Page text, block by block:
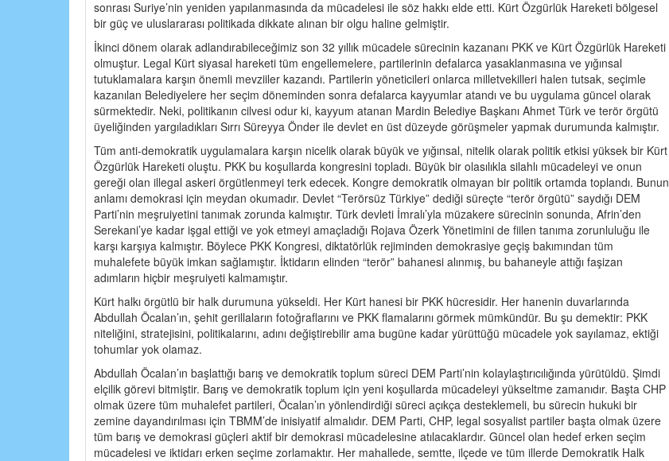
sonrası Suriye’nin yeniden yapılanmasında da mücadelesi ile söz hakkı elde etti. Kürt Özgürlük Hareketi bölgesel
bir güç ve uluslararası politikada dikkate alınan bir olgu haline gelmiştir.
İkinci dönem olarak adlandırabileceğimiz son 32 yıllık mücadele sürecinin kazananı PKK ve Kürt Özgürlük Hareketi
olmuştur. Legal Kürt siyasal hareketi tüm engellemelere, partilerinin defalarca yasaklanmasına ve yığınsal
tutuklamalara karşın önemli mevziiler kazandı. Partilerin yöneticileri onlarca milletvekilleri halen tutsak, seçimle
kazanılan Belediyelere her seçim döneminden sonra defalarca kayyumlar atandı ve bu uygulama güncel olarak
sürmektedir. Neki, politikanın cilvesi odur ki, kayyum atanan Mardin Belediye Başkanı Ahmet Türk ve terör örgütü
üyeliğinden yargıladıkları Sırrı Süreyya Önder ile devlet en üst düzeyde görüşmeler yapmak durumunda kalmıştır.
Tüm anti-demokratik uygulamalara karşın nicelik olarak büyük ve yığınsal, nitelik olarak politik etkisi yüksek bir Kürt
Özgürlük Hareketi oluştu. PKK bu koşullarda kongresini topladı. Büyük bir olasılıkla silahlı mücadeleyi ve onun
gereği olan illegal askeri örgütlenmeyi terk edecek. Kongre demokratik olmayan bir politik ortamda toplandı. Bunun
anlamı demokrasi için meydan okumadır. Devlet “Terörsüz Türkiye” dediği süreçte “terör örgütü” saydığı DEM
Parti’nin meşruiyetini tanımak zorunda kalmıştır. Türk devleti İmralı’yla müzakere sürecinin sonunda, Afrin’den
Serekani’ye kadar işgal ettiği ve yok etmeyi amaçladığı Rojava Özerk Yönetimini de fiilen tanıma zorunluluğu ile
karşı karşıya kalmıştır. Böylece PKK Kongresi, diktatörlük rejiminden demokrasiye geçiş bakımından tüm
muhalefete büyük imkan sağlamıştır. İktidarın elinden “terör” bahanesi alınmış, bu bahaneyle attığı faşizan
adımların hiçbir meşruiyeti kalmamıştır.
Kürt halkı örgütlü bir halk durumuna yükseldi. Her Kürt hanesi bir PKK hücresidir. Her hanenin duvarlarında
Abdullah Öcalan’ın, şehit gerillaların fotoğraflarını ve PKK flamalarını görmek mümkündür. Bu şu demektir: PKK
niteliğini, stratejisini, politikalarını, adını değiştirebilir ama bugüne kadar yürüttüğü mücadele yok sayılamaz, ektiği
tohumlar yok olamaz.
Abdullah Öcalan’ın başlattığı barış ve demokratik toplum süreci DEM Parti’nin kolaylaştırıcılığında yürütüldü. Şimdi
elçilik görevi bitmiştir. Barış ve demokratik toplum için yeni koşullarda mücadeleyi yükseltme zamanıdır. Başta CHP
olmak üzere tüm muhalefet partileri, Öcalan’ın yönlendirdiği süreci açıkça desteklemeli, bu sürecin hukuki bir
zemine dayandırılması için TBMM’de inisiyatif almalıdır. DEM Parti, CHP, legal sosyalist partiler başta olmak üzere
tüm barış ve demokrasi güçleri aktif bir demokrasi mücadelesine atılacaklardır. Güncel olan hedef erken seçim
mücadelesi ve iktidarı erken seçime zorlamaktır. Her mahallede, semtte, ilçede ve tüm illerde Demokratik Halk